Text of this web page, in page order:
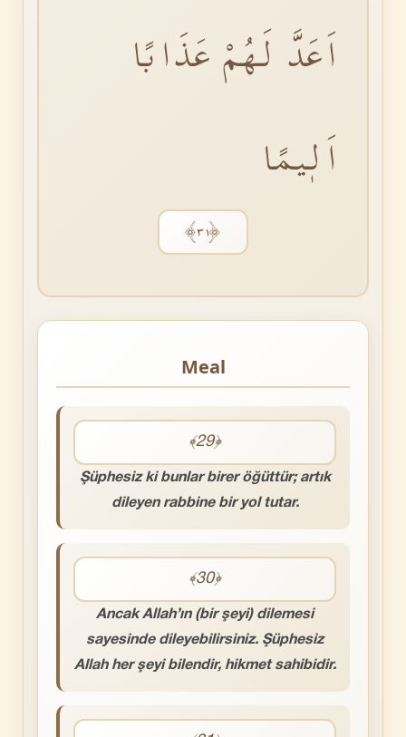
اَعَدَّ لَهُمْ عَذَابًا
اَلٖيمًا
﴿٣١﴾
Meal
﴾29﴿
Şüphesiz ki bunlar birer öğüttür; artık
dileyen rabbine bir yol tutar.
﴾30﴿
Ancak Allah’ın (bir şeyi) dilemesi
sayesinde dileyebilirsiniz. Şüphesiz
Allah her şeyi bilendir, hikmet sahibidir.